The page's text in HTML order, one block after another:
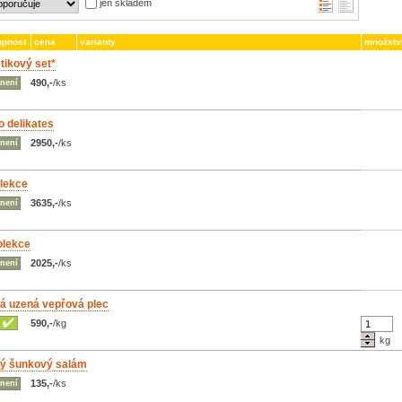
jen skladem
cena varianty
set*
není 490,-/ks
delikates
není 2950,-/ks
není 3635,-/ks
není 2025,-/ks
uzená vepřová plec
590,-/kg
kg
šunkový salám
není 135,-/ks